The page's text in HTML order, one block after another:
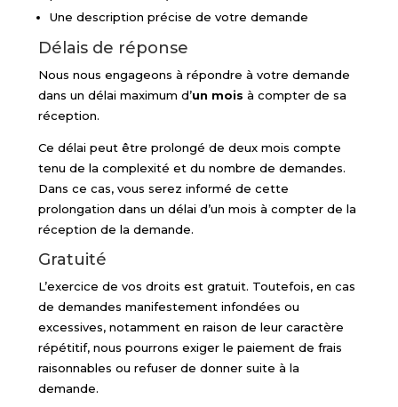
Une description précise de votre demande
Délais de réponse
Nous nous engageons à répondre à votre demande
dans un délai maximum d’un mois à compter de sa
réception.
Ce délai peut être prolongé de deux mois compte
tenu de la complexité et du nombre de demandes.
Dans ce cas, vous serez informé de cette
prolongation dans un délai d’un mois à compter de la
réception de la demande.
Gratuité
L’exercice de vos droits est gratuit. Toutefois, en cas
de demandes manifestement infondées ou
excessives, notamment en raison de leur caractère
répétitif, nous pourrons exiger le paiement de frais
raisonnables ou refuser de donner suite à la
demande.